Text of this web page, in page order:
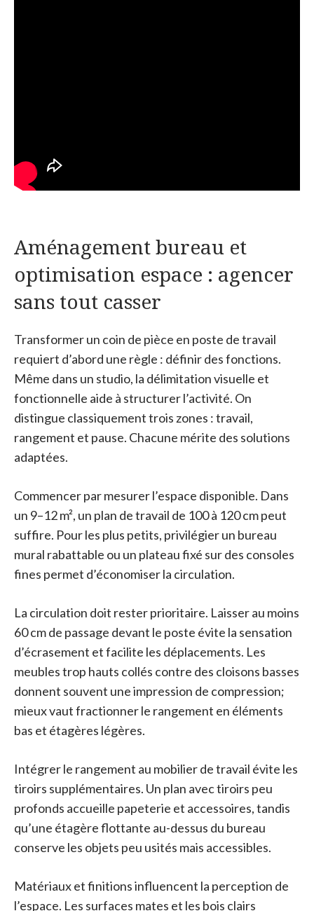
Aménagement bureau et
optimisation espace : agencer
sans tout casser
Transformer un coin de pièce en poste de travail
requiert d’abord une règle : définir des fonctions.
Même dans un studio, la délimitation visuelle et
fonctionnelle aide à structurer l’activité. On
distingue classiquement trois zones : travail,
rangement et pause. Chacune mérite des solutions
adaptées.
Commencer par mesurer l’espace disponible. Dans
un 9–12 m², un plan de travail de 100 à 120 cm peut
suffire. Pour les plus petits, privilégier un bureau
mural rabattable ou un plateau fixé sur des consoles
fines permet d’économiser la circulation.
La circulation doit rester prioritaire. Laisser au moins
60 cm de passage devant le poste évite la sensation
d’écrasement et facilite les déplacements. Les
meubles trop hauts collés contre des cloisons basses
donnent souvent une impression de compression;
mieux vaut fractionner le rangement en éléments
bas et étagères légères.
Intégrer le rangement au mobilier de travail évite les
tiroirs supplémentaires. Un plan avec tiroirs peu
profonds accueille papeterie et accessoires, tandis
qu’une étagère flottante au-dessus du bureau
conserve les objets peu usités mais accessibles.
Matériaux et finitions influencent la perception de
l’espace. Les surfaces mates et les bois clairs